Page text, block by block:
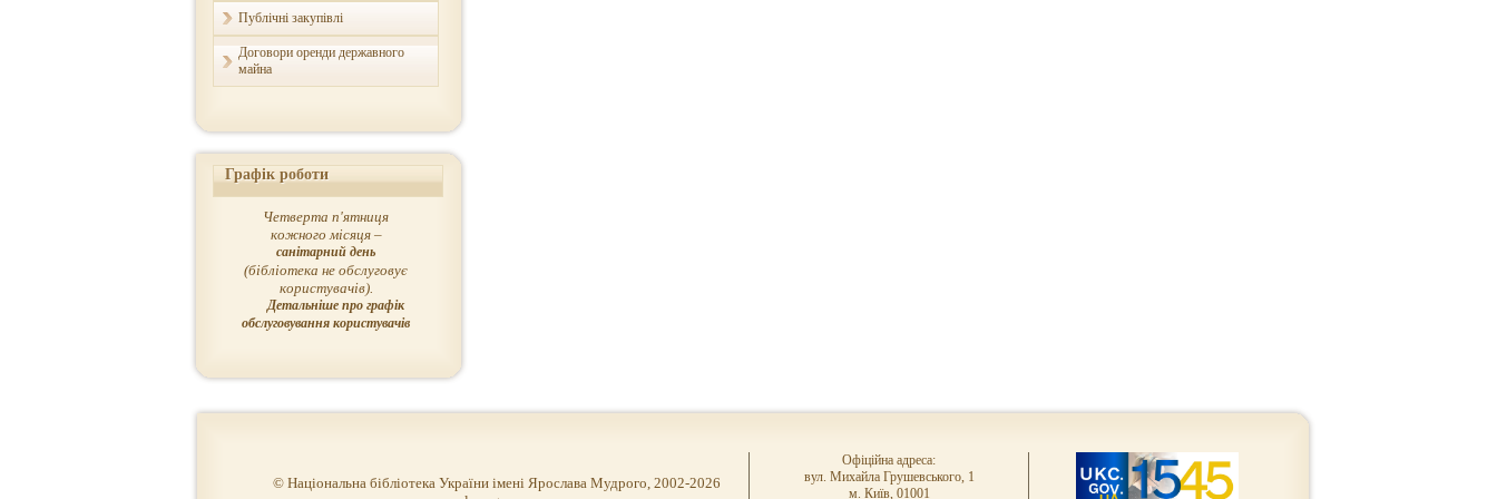
Публічні закупівлі
Договори оренди державного
майна
Графік роботи
Четверта п'ятниця
кожного місяця –
санітарний день
(бібліотека не обслуговує
користувачів).
Детальніше про графік
обслуговування користувачів
© Національна бібліотека України імені Ярослава Мудрого, 2002-2026
Офіційна адреса:
вул. Михайла Грушевського, 1
м. Київ, 01001